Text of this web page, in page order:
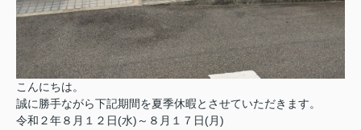
こんにちは。
誠に勝手ながら下記期間を夏季休暇とさせていただきます。
令和２年８月１２日(水)～８月１７日(月)